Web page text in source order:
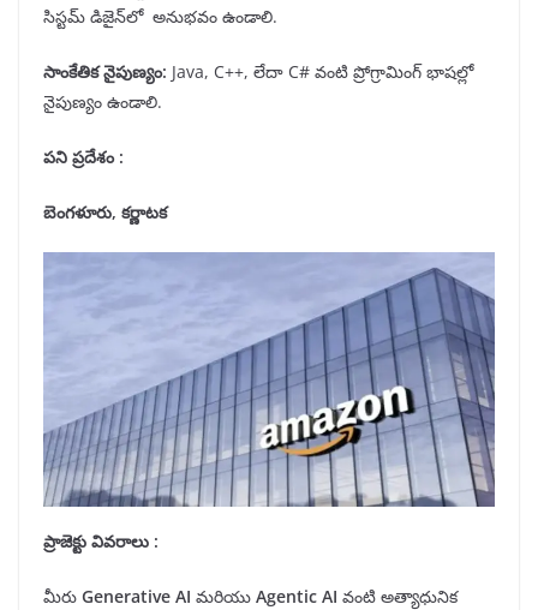
సిస్టమ్ డిజైన్‌లో అనుభవం ఉండాలి.
సాంకేతిక నైపుణ్యం: Java, C++, లేదా C# వంటి ప్రోగ్రామింగ్ భాషల్లో
నైపుణ్యం ఉండాలి.
పని ప్రదేశం :
బెంగళూరు, కర్ణాటక
ప్రాజెక్టు వివరాలు :
మీరు Generative AI మరియు Agentic AI వంటి అత్యాధునిక